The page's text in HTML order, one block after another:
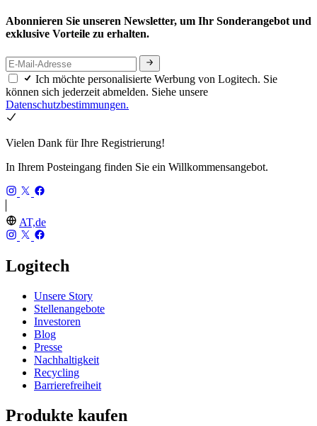
Abonnieren Sie unseren Newsletter, um Ihr Sonderangebot und
exklusive Vorteile zu erhalten.
Ich möchte personalisierte Werbung von Logitech. Sie
können sich jederzeit abmelden. Siehe unsere
Datenschutzbestimmungen.
Vielen Dank für Ihre Registrierung!
In Ihrem Posteingang finden Sie ein Willkommensangebot.
AT,de
Logitech
Unsere Story
Stellenangebote
Investoren
Blog
Presse
Nachhaltigkeit
Recycling
Barrierefreiheit
Produkte kaufen